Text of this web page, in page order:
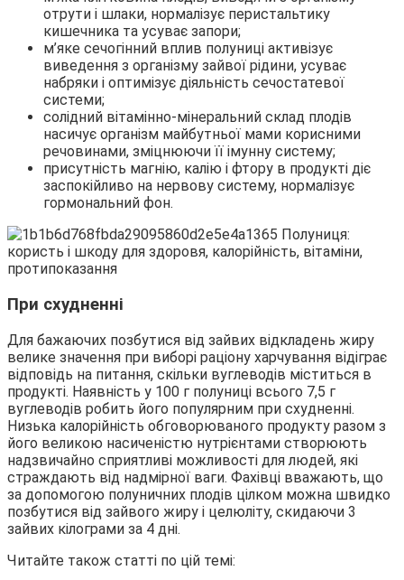
отрути і шлаки, нормалізує перистальтику
кишечника та усуває запори;
м’яке сечогінний вплив полуниці активізує
виведення з організму зайвої рідини, усуває
набряки і оптимізує діяльність сечостатевої
системи;
солідний вітамінно-мінеральний склад плодів
насичує організм майбутньої мами корисними
речовинами, зміцнюючи її імунну систему;
присутність магнію, калію і фтору в продукті діє
заспокійливо на нервову систему, нормалізує
гормональний фон.
При схудненні
Для бажаючих позбутися від зайвих відкладень жиру
велике значення при виборі раціону харчування відіграє
відповідь на питання, скільки вуглеводів міститься в
продукті. Наявність у 100 г полуниці всього 7,5 г
вуглеводів робить його популярним при схудненні.
Низька калорійність обговорюваного продукту разом з
його великою насиченістю нутрієнтами створюють
надзвичайно сприятливі можливості для людей, які
страждають від надмірної ваги. Фахівці вважають, що
за допомогою полуничних плодів цілком можна швидко
позбутися від зайвого жиру і целюліту, скидаючи 3
зайвих кілограми за 4 дні.
Читайте також статті по цій темі: